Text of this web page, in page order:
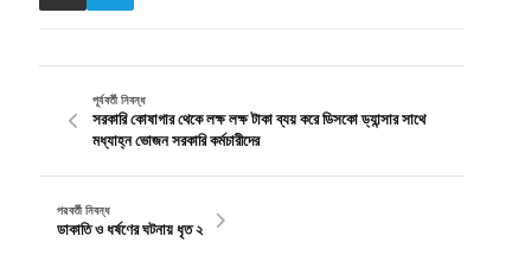
পূর্ববর্তী নিবন্ধ
সরকারি কোষাগার থেকে লক্ষ লক্ষ টাকা ব্যয় করে ডিসকো ড্যান্সার সাথে
মধ্যাহ্ন ভোজন সরকারি কর্মচারীদের
পরবর্তী নিবন্ধ
ডাকাতি ও ধর্ষণের ঘটনায় ধৃত ২